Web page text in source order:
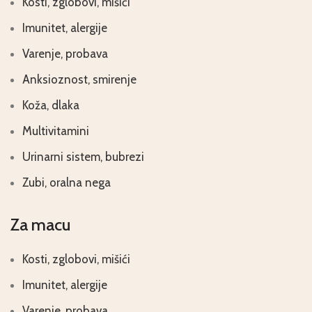
Imunitet, alergije
Varenje, probava
Anksioznost, smirenje
Koža, dlaka
Multivitamini
Urinarni sistem, bubrezi
Zubi, oralna nega
Za macu
Kosti, zglobovi, mišići
Imunitet, alergije